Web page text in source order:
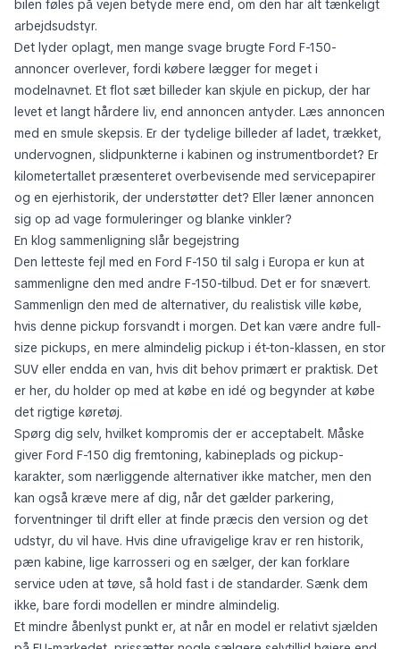
bilen føles på vejen betyde mere end, om den har alt tænkeligt
arbejdsudstyr.
Det lyder oplagt, men mange svage brugte Ford F-150-
annoncer overlever, fordi købere lægger for meget i
modelnavnet. Et flot sæt billeder kan skjule en pickup, der har
levet et langt hårdere liv, end annoncen antyder. Læs annoncen
med en smule skepsis. Er der tydelige billeder af ladet, trækket,
undervognen, slidpunkterne i kabinen og instrumentbordet? Er
kilometertallet præsenteret overbevisende med servicepapirer
og en ejerhistorik, der understøtter det? Eller læner annoncen
sig op ad vage formuleringer og blanke vinkler?
En klog sammenligning slår begejstring
Den letteste fejl med en Ford F-150 til salg i Europa er kun at
sammenligne den med andre F-150-tilbud. Det er for snævert.
Sammenlign den med de alternativer, du realistisk ville købe,
hvis denne pickup forsvandt i morgen. Det kan være andre full-
size pickups, en mere almindelig pickup i ét-ton-klassen, en stor
SUV eller endda en van, hvis dit behov primært er praktisk. Det
er her, du holder op med at købe en idé og begynder at købe
det rigtige køretøj.
Spørg dig selv, hvilket kompromis der er acceptabelt. Måske
giver Ford F-150 dig fremtoning, kabineplads og pickup-
karakter, som nærliggende alternativer ikke matcher, men den
kan også kræve mere af dig, når det gælder parkering,
forventninger til drift eller at finde præcis den version og det
udstyr, du vil have. Hvis dine ufravigelige krav er ren historik,
pæn kabine, lige karrosseri og en sælger, der kan forklare
service uden at tøve, så hold fast i de standarder. Sænk dem
ikke, bare fordi modellen er mindre almindelig.
Et mindre åbenlyst punkt er, at når en model er relativt sjælden